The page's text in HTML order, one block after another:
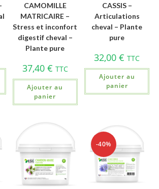
CAMOMILLE
MATRICAIRE –
Stress et inconfort
digestif cheval –
Plante pure
37,40 € TTC
Ajouter au
panier
CASSIS –
Articulations
cheval – Plante
pure
32,00€ TTC
Ajouter au
panier
-40%